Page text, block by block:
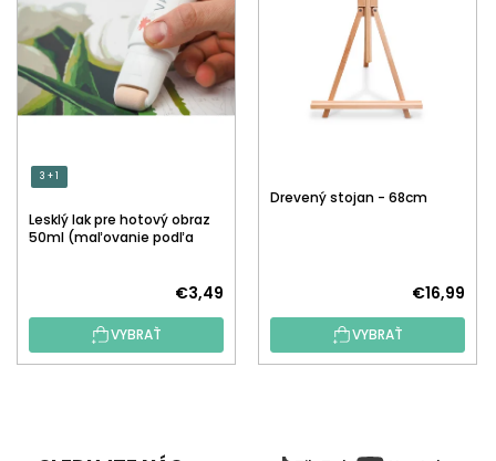
3 + 1
Lesklý lak pre hotový obraz
50ml (maľovanie podľa
€3,49
VYBRAŤ
Drevený stojan - 68cm
€16,99
VYBRAŤ